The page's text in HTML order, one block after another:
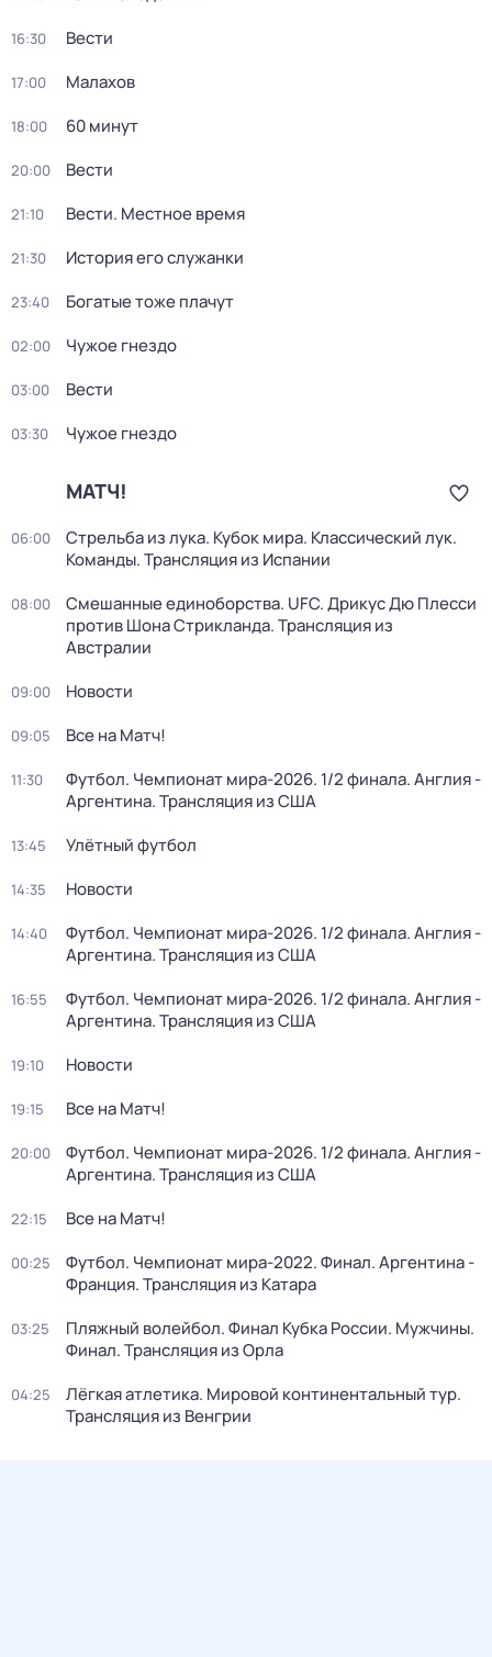
16:30 Вести
17:00 Малахов
18:00 60 минут
20:00 Вести
21:10 Вести. Местное время
21:30 История его служанки
23:40 Богатые тоже плачут
02:00 Чужое гнездо
03:00 Вести
03:30 Чужое гнездо
МАТЧ!
06:00
Стрельба из лука. Кубок мира. Классический лук.
Команды. Трансляция из Испании
08:00
Смешанные единоборства. UFC. Дрикус Дю Плесси
против Шона Стрикланда. Трансляция из
Австралии
09:00 Новости
09:05 Все на Матч!
11:30
Футбол. Чемпионат мира-2026. 1/2 финала. Англия -
Аргентина. Трансляция из США
13:45 Улётный футбол
14:35 Новости
14:40
Футбол. Чемпионат мира-2026. 1/2 финала. Англия -
Аргентина. Трансляция из США
16:55
Футбол. Чемпионат мира-2026. 1/2 финала. Англия -
Аргентина. Трансляция из США
19:10 Новости
19:15 Все на Матч!
20:00
Футбол. Чемпионат мира-2026. 1/2 финала. Англия -
Аргентина. Трансляция из США
22:15 Все на Матч!
00:25
Футбол. Чемпионат мира-2022. Финал. Аргентина -
Франция. Трансляция из Катара
03:25
Пляжный волейбол. Финал Кубка России. Мужчины.
Финал. Трансляция из Орла
04:25
Лёгкая атлетика. Мировой континентальный тур.
Трансляция из Венгрии